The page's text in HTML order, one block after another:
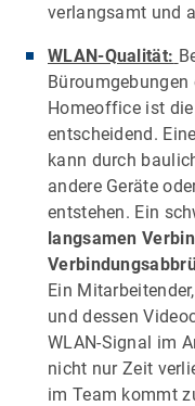
verlangsamt und
WLAN-Qualität:
Homeoffice ist die
entscheidend.
kann durch
andere Geräte
entstehen. Ein
langsamen
Ein
und dessen
WLAN-Signal im
nicht nur Zeit
im Team kommt